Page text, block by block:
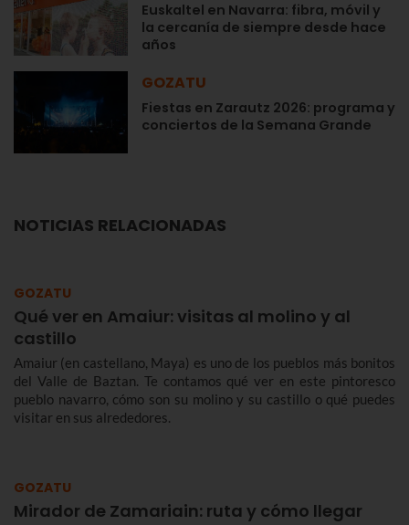
Euskaltel en Navarra: fibra, móvil y
la cercanía de siempre desde hace
años
GOZATU
Fiestas en Zarautz 2026: programa y
conciertos de la Semana Grande
NOTICIAS RELACIONADAS
GOZATU
Qué ver en Amaiur: visitas al molino y al
castillo
Amaiur (en castellano, Maya) es uno de los pueblos más bonitos
del Valle de Baztan. Te contamos qué ver en este pintoresco
pueblo navarro, cómo son su molino y su castillo o qué puedes
visitar en sus alrededores.
GOZATU
Mirador de Zamariain: ruta y cómo llegar